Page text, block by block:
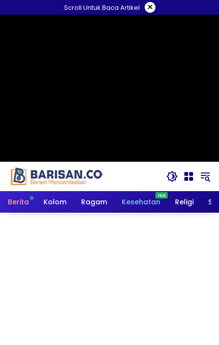
ke
Scroll Untuk Baca Artikel ×
Berita Kolom Ragam Kesehatan Religi